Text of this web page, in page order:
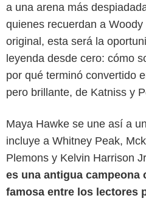
a una arena más
quienes recuerdan a
original, esta será la
leyenda desde cero: cómo
por qué terminó convertido
pero brillante, de Katniss y
Maya Hawke se une así a
incluye a Whitney Peak,
Plemons y Kelvin Harrison
es una antigua campeona
famosa entre los lectores